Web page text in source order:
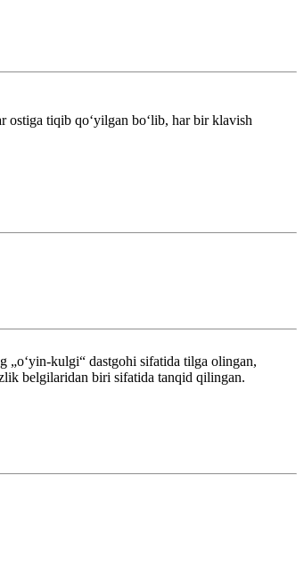
tiqib qoʻyilgan boʻlib, har bir klavish
„oʻyin-kulgi“ dastgohi sifatida tilga olingan,
belgilaridan biri sifatida tanqid qilingan.